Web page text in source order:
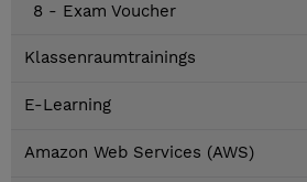
8 - Exam Voucher
Klassenraumtrainings
E-Learning
Amazon Web Services (AWS)